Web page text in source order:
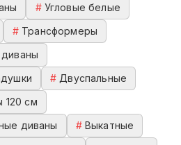
# Угловые белые
# Трансформеры
# Двуспальные
120 см
диваны # Выкатные